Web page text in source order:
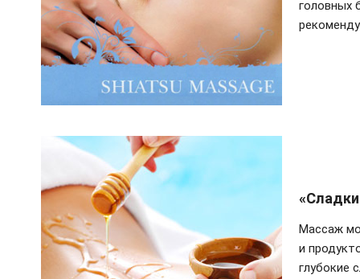
головных
Массаж
и
глубокие